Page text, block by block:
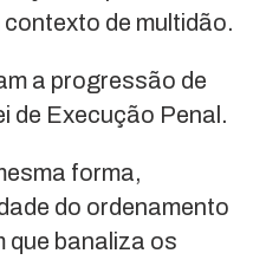
de multidão.
a progressão de
de Execução Penal.
forma,
do ordenamento
que banaliza os